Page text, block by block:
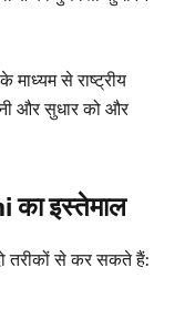
से राष्ट्रीय
और सुधार को और
इस्तेमाल
तरीकों से कर सकते हैं: